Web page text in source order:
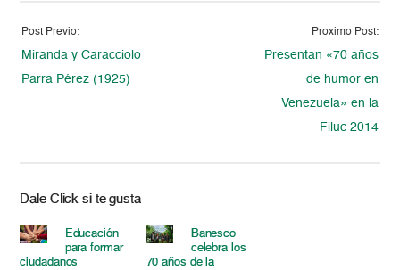
Post Previo:
Miranda y Caracciolo
Parra Pérez (1925)
Proximo Post:
Presentan «70 años
de humor en
Venezuela» en la
Filuc 2014
Dale Click si te gusta
Educación
para formar
ciudadanos
Banesco
celebra los
70 años de la